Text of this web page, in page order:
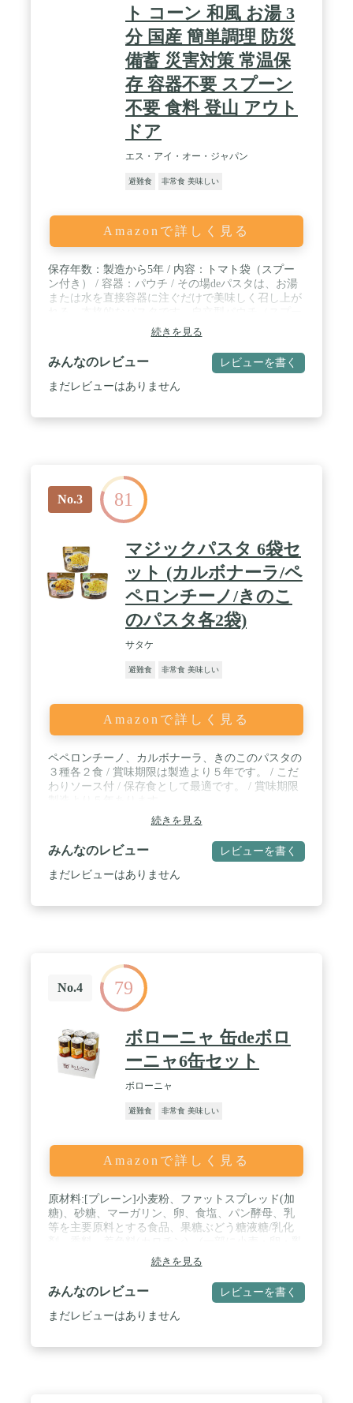
ト コーン 和風 お湯 3
分 国産 簡単調理 防災
備蓄 災害対策 常温保
存 容器不要 スプーン
不要 食料 登山 アウト
ドア
エス・アイ・オー・ジャパン
避難食 非常食 美味しい
Amazonで詳しく見る
保存年数：製造から5年 / 内容：トマト袋（スプー
ン付き） / 容器：パウチ / その場deパスタは、お湯
または水を直接容器に注ぐだけで美味しく召し上が
ン付き）で、お皿がなくても食べられます。 / お湯
が無くても、水を入れて20分で食べることができま
す。災害時や緊急事態にだけでなく、日常やキャン
プなどのアウトドア活動にもぴったり。また小型・
軽量でかさばらないので防災リュックへ収納しやす
入実績があり、大変ご好評いただいております。※
当社製品の全体実績 その場deパスタ トマトは災害
食大賞2022 お米・炭水化物部門にて【優秀賞】を獲
得しました！ / 長期保存が可能なので、栄養バラン
スも考慮されており、持ち運びや保管が簡単。パス
タなので硬いものが苦手なご老人にもおすすめで
す。賞味期限も長く、おいしさや満足感を提供いた
します。 / システム上、賞味期限まで５年未満の商
品が届く可能性があります。ご了承ください。
続きを見る
みんなのレビュー レビューを書く
まだレビューはありません
No.3 81
マジックパスタ 6袋セ
ット (カルボナーラ/ペ
ペロンチーノ/きのこ
のパスタ各2袋)
サタケ
避難食 非常食 美味しい
Amazonで詳しく見る
ペペロンチーノ、カルボナーラ、きのこのパスタの
３種各２食 / 賞味期限は製造より５年です。 / こだ
わりソース付 / 保存食として最適です。 / 賞味期限
続きを見る
みんなのレビュー レビューを書く
まだレビューはありません
No.4 79
ボローニャ 缶deボロ
ーニャ6缶セット
ボローニャ
避難食 非常食 美味しい
Amazonで詳しく見る
原材料:[プレーン]小麦粉、ファットスプレッド(加
糖)、砂糖、マーガリン、卵、食塩、パン酵母、乳
等を主要原料とする食品、果糖ぶどう糖液糖/乳化
成分・大豆を含む)[チョコ]小麦粉、チョコレートフ
ラワーペースト、ファットスプレッド(加糖)、砂
糖、マーガリン、準チョコレート、卵、食塩、パン
酵母、乳等を主要原料とする食品、果糖ぶどう糖液
糖/着色料(カラメル、カロチン)、加工澱粉、乳化
続きを見る
みんなのレビュー レビューを書く
まだレビューはありません